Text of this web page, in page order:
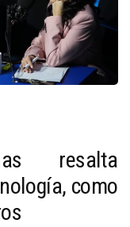
resalta
como